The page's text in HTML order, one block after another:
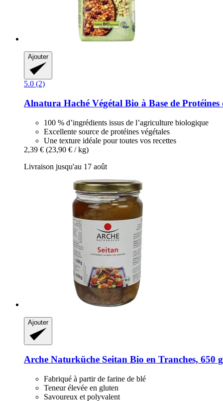
Ajouter
5.0 (2)
Alnatura Haché Végétal Bio à Base de Protéines
100 % d’ingrédients issus de l’agriculture biologique
Excellente source de protéines végétales
Une texture idéale pour toutes vos recettes
2,39 € (23,90 € / kg)
Livraison jusqu'au 17 août
Ajouter
Arche Naturküche Seitan Bio en Tranches, 650 g
Fabriqué à partir de farine de blé
Teneur élevée en gluten
Savoureux et polyvalent